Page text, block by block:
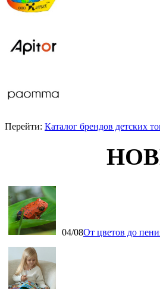
Перейти: Каталог брендов детских
04/08От цветов до